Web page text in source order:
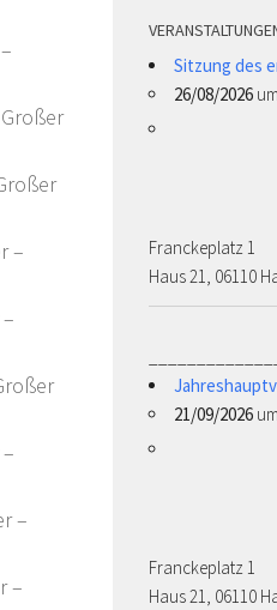
–
–
–
Sitzung des
26/08/2026 um
Franckeplatz 1 ­­­­
Haus 21, 06110
21/09/2026 um
Franckeplatz 1 ­­­­
Haus 21, 06110